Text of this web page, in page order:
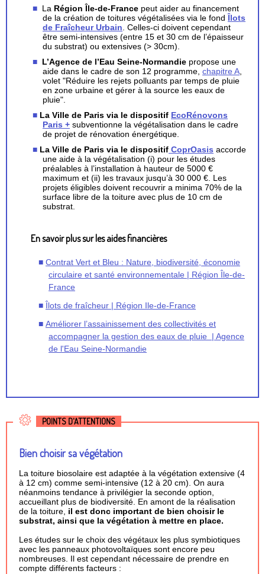
La Région Île-de-France peut aider au financement
de la création de toitures végétalisées via le fond Îlots
de Fraîcheur Urbain. Celles-ci doivent cependant
être semi-intensives (entre 15 et 30 cm de l’épaisseur
du substrat) ou extensives (> 30cm).
L’Agence de l’Eau Seine-Normandie propose une
aide dans le cadre de son 12 programme, chapitre A,
volet "Réduire les rejets polluants par temps de pluie
en zone urbaine et gérer à la source les eaux de
pluie".
La Ville de Paris via le dispositif EcoRénovons
Paris + subventionne la végétalisation dans le cadre
de projet de rénovation énergétique.
La Ville de Paris via le dispositif CoprOasis accorde
une aide à la végétalisation (i) pour les études
préalables à l’installation à hauteur de 5000 €
maximum et (ii) les travaux jusqu’à 30 000 €. Les
projets éligibles doivent recouvrir a minima 70% de la
surface libre de la toiture avec plus de 10 cm de
substrat.
En savoir plus sur les aides financières
Contrat Vert et Bleu : Nature, biodiversité, économie
circulaire et santé environnementale | Région Île-de-
France
Îlots de fraîcheur | Région Ile-de-France
Améliorer l’assainissement des collectivités et
accompagner la gestion des eaux de pluie | Agence
de l'Eau Seine-Normandie
POINTS D'ATTENTIONS
Bien choisir sa végétation
La toiture biosolaire est adaptée à la végétation extensive (4
à 12 cm) comme semi-intensive (12 à 20 cm). On aura
néanmoins tendance à privilégier la seconde option,
accueillant plus de biodiversité. En amont de la réalisation
de la toiture, il est donc important de bien choisir le
substrat, ainsi que la végétation à mettre en place.
Les études sur le choix des végétaux les plus symbiotiques
avec les panneaux photovoltaïques sont encore peu
nombreuses. Il est cependant nécessaire de prendre en
compte différents facteurs :